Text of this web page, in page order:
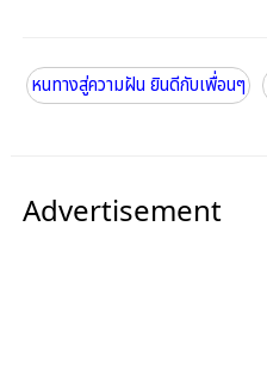
หนทางสู่ความฝัน ยินดีกับเพื่อนๆ
Advertisement